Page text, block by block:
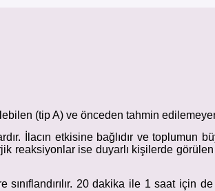
(tip A) ve önceden tahmin
İlacın etkisine bağlıdır ve toplumun
reaksiyonlar ise duyarlı kişilerde
20 dakika ile 1 saat için